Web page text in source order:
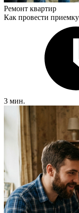
Ремонт квартир
Как провести
3 мин.